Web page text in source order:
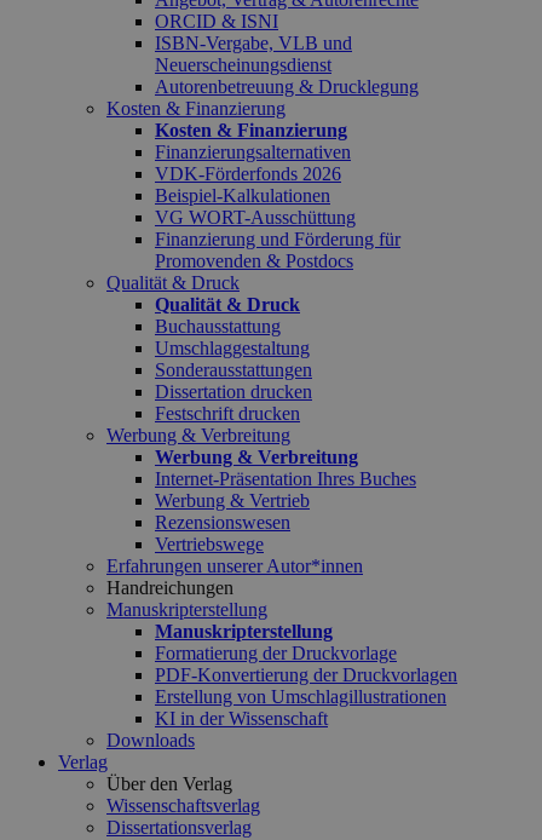
ORCID & ISNI
ISBN-Vergabe, VLB und
Neuerscheinungsdienst
Autorenbetreuung & Drucklegung
Kosten & Finanzierung
Kosten & Finanzierung
Finanzierungsalternativen
VDK-Förderfonds 2026
Beispiel-Kalkulationen
VG WORT-Ausschüttung
Finanzierung und Förderung für
Promovenden & Postdocs
Qualität & Druck
Qualität & Druck
Buchausstattung
Umschlaggestaltung
Sonderausstattungen
Dissertation drucken
Festschrift drucken
Werbung & Verbreitung
Werbung & Verbreitung
Internet-Präsentation Ihres Buches
Werbung & Vertrieb
Rezensionswesen
Vertriebswege
Erfahrungen unserer Autor*innen
Handreichungen
Manuskripterstellung
Manuskripterstellung
Formatierung der Druckvorlage
PDF-Konvertierung der Druckvorlagen
Erstellung von Umschlagillustrationen
KI in der Wissenschaft
Downloads
Verlag
Über den Verlag
Wissenschaftsverlag
Dissertationsverlag